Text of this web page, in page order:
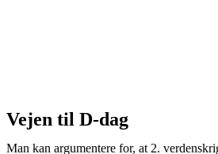
Vejen til D-dag
Man kan argumentere for, at 2.